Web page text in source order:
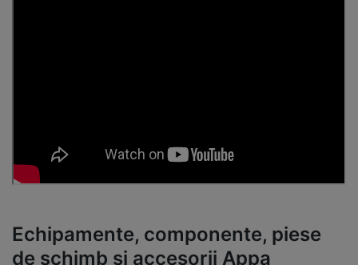
Echipamente, componente, piese
de schimb si accesorii Appa